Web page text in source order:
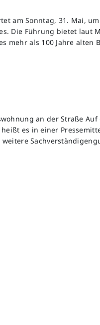
am Sonntag, 31. Mai,
Die Führung bietet laut
mehr als 100 Jahre alten
an der Straße
es in einer